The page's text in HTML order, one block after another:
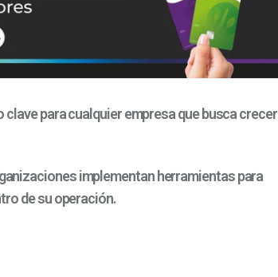
para cualquier empresa que busca crecer
implementan herramientas para
de su operación.